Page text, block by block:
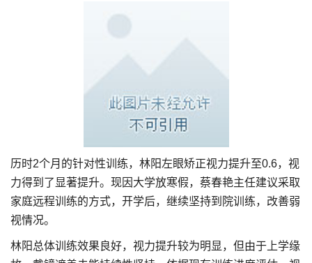
历时2个月的针对性训练，林阳左眼矫正视力提升至0.6，视
力得到了显著提升。现因大学放寒假，蔡春艳主任建议采取
家庭远程训练的方式，开学后，继续坚持到院训练，改善弱
视情况。
林阳总体训练效果良好，视力提升较为明显，但由于上学缘